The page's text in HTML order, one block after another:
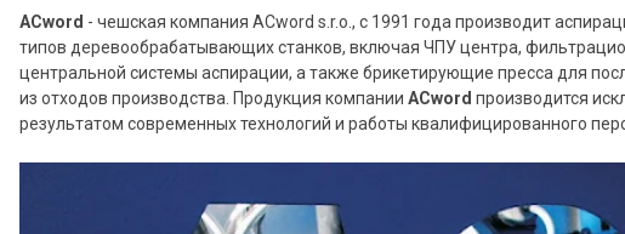
ACword - чешская компания ACword s.r.o., с 1991 года производит
типов деревообрабатывающих станков, включая ЧПУ центра,
центральной системы аспирации, а также брикетирующие пресса для
из отходов производства. Продукция компании ACword производится
результатом современных технологий и работы квалифицированного